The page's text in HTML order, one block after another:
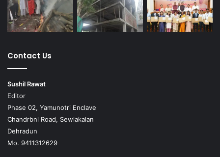
Contact Us
Sushil Rawat
Editor
Phase 02, Yamunotri Enclave
Chandrbni Road, Sewlakalan
Dehradun
Mo. 9411312629